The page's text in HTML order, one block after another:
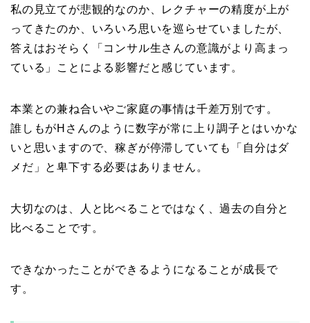
私の見立てが悲観的なのか、レクチャーの精度が上が
ってきたのか、いろいろ思いを巡らせていましたが、
答えはおそらく「コンサル生さんの意識がより高まっ
ている」ことによる影響だと感じています。
本業との兼ね合いやご家庭の事情は千差万別です。
誰しもがHさんのように数字が常に上り調子とはいかな
いと思いますので、稼ぎが停滞していても「自分はダ
メだ」と卑下する必要はありません。
大切なのは、人と比べることではなく、過去の自分と
比べることです。
できなかったことができるようになることが成長で
す。